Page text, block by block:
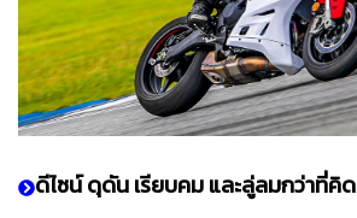
ดีไซน์ ดุดัน เรียบคม และลู่ลมกว่าที่คิด